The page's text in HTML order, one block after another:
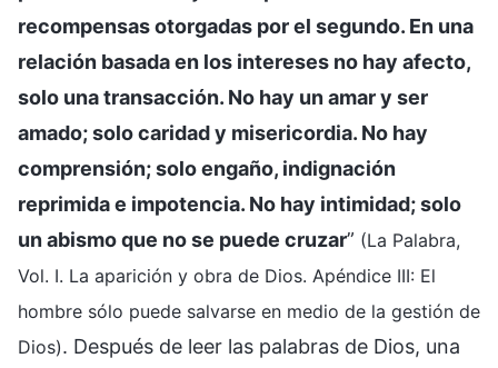
recompensas otorgadas por el segundo. En una
relación basada en los intereses no hay afecto,
solo una transacción. No hay un amar y ser
amado; solo caridad y misericordia. No hay
comprensión; solo engaño, indignación
reprimida e impotencia. No hay intimidad; solo
un abismo que no se puede cruzar” (La Palabra,
Vol. I. La aparición y obra de Dios. Apéndice III: El
hombre sólo puede salvarse en medio de la gestión de
Dios). Después de leer las palabras de Dios, una